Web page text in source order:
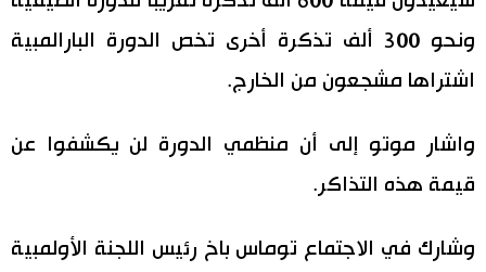
لايف ستايل
طوكيو
ونحو 300 ألف تذكرة أخرى تخص الدورة البارالمبية
اشتراها مشجعون من الخارج.
واشار موتو إلى أن منظمي الدورة لن يكشفوا عن
قيمة هذه التذاكر.
وشارك في الاجتماع توماس باخ رئيس اللجنة الأولمبية